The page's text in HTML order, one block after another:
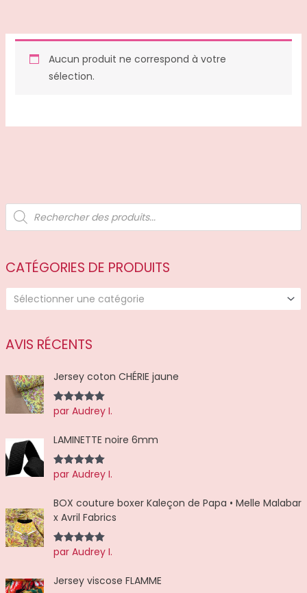
R
c
c
h
e
p
d
u
CATÉGORIES DE PRODUITS
Sélectionner une catégorie
AVIS RÉCENTS
Jersey coton CHÉRIE jaune
Note5sur
5
par Audrey I.
LAMINETTE noire 6mm
Note5sur
5
par Audrey I.
BOX couture boxer Kaleçon de Papa • Melle Malabar
x Avril Fabrics
Note5sur
5
par Audrey I.
Jersey viscose FLAMME
Aucun produit ne correspond à votre
sélection.